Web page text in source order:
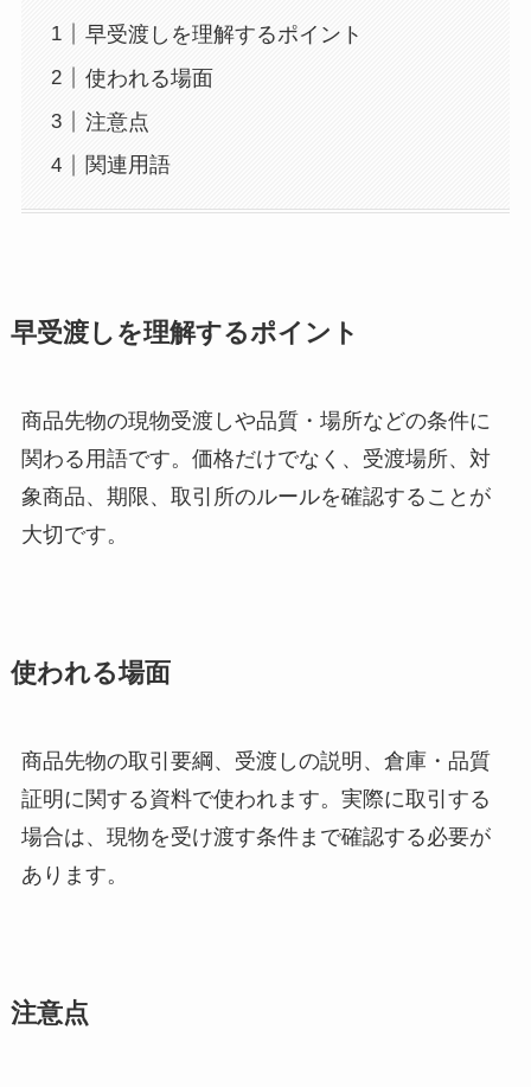
早受渡しを理解するポイント
使われる場面
注意点
関連用語
早受渡しを理解するポイント
商品先物の現物受渡しや品質・場所などの条件に
関わる用語です。価格だけでなく、受渡場所、対
象商品、期限、取引所のルールを確認することが
大切です。
使われる場面
商品先物の取引要綱、受渡しの説明、倉庫・品質
証明に関する資料で使われます。実際に取引する
場合は、現物を受け渡す条件まで確認する必要が
あります。
注意点